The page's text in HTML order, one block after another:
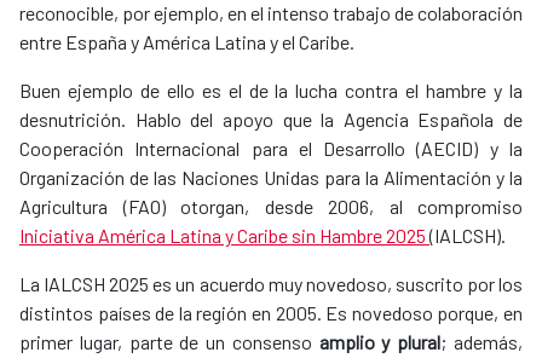
reconocible, por ejemplo, en el intenso trabajo de colaboración
entre España y América Latina y el Caribe.
Buen ejemplo de ello es el de la lucha contra el hambre y la
desnutrición. Hablo del apoyo que la Agencia Española de
Cooperación Internacional para el Desarrollo (AECID) y la
Organización de las Naciones Unidas para la Alimentación y la
Agricultura (FAO) otorgan, desde 2006, al compromiso
Iniciativa América Latina y Caribe sin Hambre 2025 (IALCSH).
La IALCSH 2025 es un acuerdo muy novedoso, suscrito por los
distintos países de la región en 2005. Es novedoso porque, en
primer lugar, parte de un consenso amplio y plural; además,